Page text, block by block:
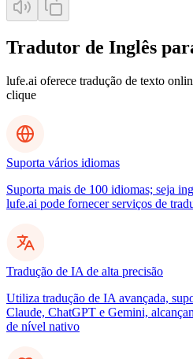
Tradutor de Inglês
lufe.ai oferece tradução de texto
clique
Suporta vários idiomas
Suporta mais de 100 idiomas; seja
lufe.ai pode fornecer serviços de
Tradução de IA de alta precisão
Utiliza tradução de IA avançada,
Claude, ChatGPT e Gemini,
de nível nativo